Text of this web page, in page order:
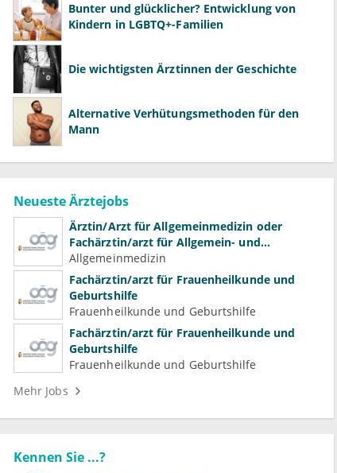
Bunter und glücklicher? Entwicklung von
Kindern in LGBTQ+-Familien
Die wichtigsten Ärztinnen der Geschichte
Alternative Verhütungsmethoden für den
Mann
Neueste Ärztejobs
Ärztin/Arzt für Allgemeinmedizin oder
Fachärztin/arzt für Allgemein- und
Familienmedizin für Psychiatrie und
Psychotherapeutische Medizin
Allgemeinmedizin
Fachärztin/arzt für Frauenheilkunde und
Geburtshilfe
Frauenheilkunde und Geburtshilfe
Fachärztin/arzt für Frauenheilkunde und
Geburtshilfe
Frauenheilkunde und Geburtshilfe
Mehr Jobs
Kennen Sie ...?